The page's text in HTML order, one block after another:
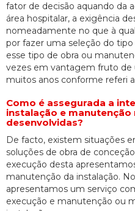
fator de decisão aquando da
área hospitalar, a exigência
nomeadamente no que à
por fazer uma seleção do
esse tipo de obra ou
vezes em vantagem fruto de
muitos anos conforme referi
Como é assegurada a
instalação e manutenção
desenvolvidas?
De facto, existem situações
soluções de obra de
execução desta
manutenção da instalação.
apresentamos um serviço
execução e manutenção ou